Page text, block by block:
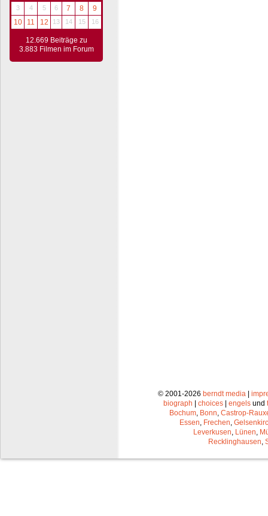
3
4 5 6 7 8
9
10
11 12 13 14 15 16
12.669 Beiträge zu
3.883 Filmen im Forum
© 2001-2026 berndt media |
biograph | choices | engels und
Bochum Bonn Castrop-
Essen Frechen
Leverkusen Lünen
Recklinghausen